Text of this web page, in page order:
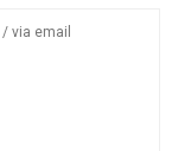
/ via email